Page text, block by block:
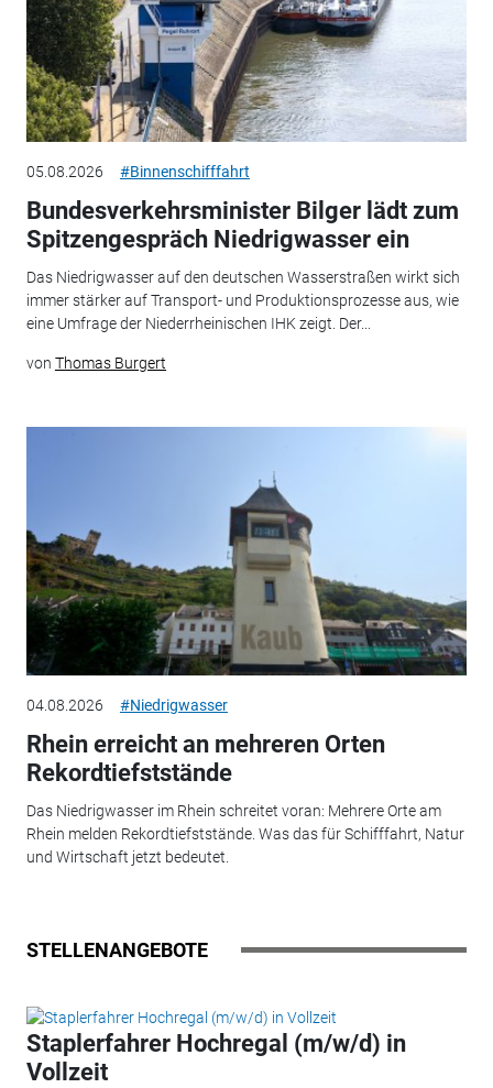
05.08.2026 #Binnenschifffahrt
Bundesverkehrsminister Bilger lädt zum
Spitzengespräch Niedrigwasser ein
Das Niedrigwasser auf den deutschen Wasserstraßen wirkt sich
immer stärker auf Transport- und Produktionsprozesse aus, wie
eine Umfrage der Niederrheinischen IHK zeigt. Der...
von Thomas Burgert
04.08.2026 #Niedrigwasser
Rhein erreicht an mehreren Orten
Rekordtiefststände
Das Niedrigwasser im Rhein schreitet voran: Mehrere Orte am
Rhein melden Rekordtiefststände. Was das für Schifffahrt, Natur
und Wirtschaft jetzt bedeutet.
STELLENANGEBOTE
Staplerfahrer Hochregal (m/w/d) in
Vollzeit